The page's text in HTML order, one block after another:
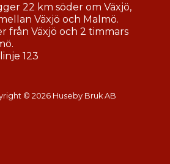
22 km söder om Växjö,
Växjö och Malmö.
från Växjö och 2 timmars
123
© 2026 Huseby Bruk AB